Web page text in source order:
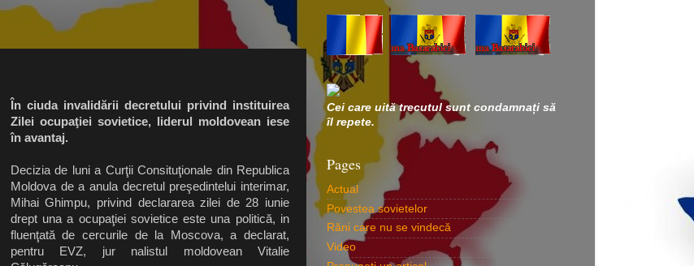
În ciuda invalidării decretului privind instituirea
Zilei ocupaţiei sovietice, liderul moldovean iese
în avantaj.
Decizia de luni a Curţii Consituţionale din Republica
Moldova de a anula decretul preşedintelui interimar,
Mihai Ghimpu, privind declararea zilei de 28 iunie
drept una a ocupaţiei sovietice este una politică, in
fluenţată de cercurile de la Moscova, a declarat,
pentru EVZ, jur nalistul moldovean Vitalie
Cei care uită trecutul sunt condamnați să
îl repete.
Pages
Actual
Povestea sovietelor
Răni care nu se vindecă
Video